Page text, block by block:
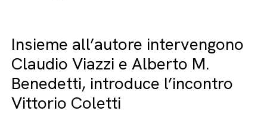
Insieme all’autore intervengono
Claudio Viazzi e Alberto M.
Benedetti, introduce l’incontro
Vittorio Coletti